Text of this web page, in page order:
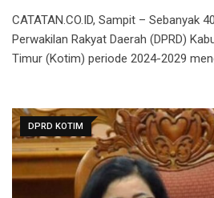
CATATAN.CO.ID, Sampit – Sebanyak
Perwakilan Rakyat Daerah (DPRD)
Timur (Kotim) periode 2024-2029
DPRD KOTIM